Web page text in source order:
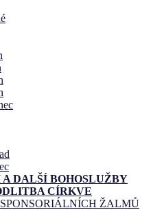
A DALŠÍ BOHOSLUŽBY
CÍRKVE
ŽALMŮ